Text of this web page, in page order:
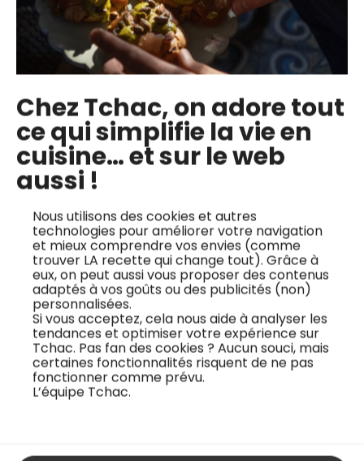
Chez Tchac, on adore tout
ce qui simplifie la vie en
cuisine… et sur le web
aussi !
Nous utilisons des cookies et autres
technologies pour améliorer votre navigation
et mieux comprendre vos envies (comme
trouver LA recette qui change tout). Grâce à
eux, on peut aussi vous proposer des contenus
adaptés à vos goûts ou des publicités (non)
personnalisées.
Si vous acceptez, cela nous aide à analyser les
tendances et optimiser votre expérience sur
Tchac. Pas fan des cookies ? Aucun souci, mais
certaines fonctionnalités risquent de ne pas
fonctionner comme prévu.
L’équipe Tchac.
Gravelax de
Découvrez comment
préparer un délicieux
gravelax de
maquereau, une
recette fraîche et
légère, parfaite pour
le printemps et l’été.
Ce plat, signé par le
chef Josselin Marie,
propose une
méthode simple pour
transformer un
poisson abord...
Blanquette de dinde
saison
Découvrez la
blanquette de dinde,
de la blanquette
traditionnelle,
parfaite pour les
amateurs de cuisine
éco-responsable. En
effet, la volaille a une
empreinte carbone
moins élevée que le
veau. Cette recette